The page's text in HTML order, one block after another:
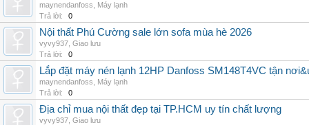
maynendanfoss
Máy lạnh
Trả lời:
0
Nội thất Phú Cường sale lớn sofa mùa hè 2026
vyvy937 Giao lưu
Trả lời:
0
Lắp đặt máy nén lạnh 12HP Danfoss SM148T4VC tận
maynendanfoss
Máy lạnh
Trả lời:
0
Địa chỉ mua nội thất đẹp tại TP.HCM uy tín chất lượng
vyvy937 Giao lưu